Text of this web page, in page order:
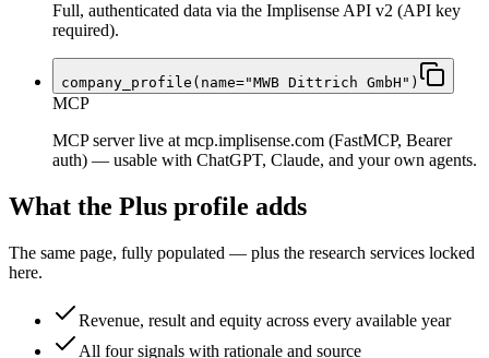
Full, authenticated data via the Implisense API v2 (API key
required).
company_profile(name="MWB Dittrich GmbH")
MCP
MCP server live at mcp.implisense.com (FastMCP, Bearer
auth) — usable with ChatGPT, Claude, and your own agents.
What the Plus profile adds
The same page, fully populated — plus the research services locked
here.
Revenue, result and equity across every available year
All four signals with rationale and source